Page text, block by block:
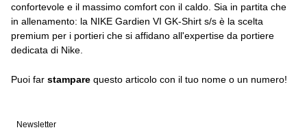
confortevole e il massimo comfort con il caldo. Sia in partita che
in allenamento: la NIKE Gardien VI GK-Shirt s/s è la scelta
premium per i portieri che si affidano all'expertise da portiere
dedicata di Nike.
Puoi far stampare questo articolo con il tuo nome o un numero!
Newsletter